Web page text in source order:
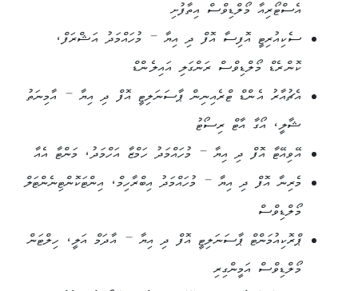
އެސްޓޯރިއާ މޯލްޑިވްސް އިތާފުށި
ސެކިއުރިޓީ އޮފިސާ އޮފް ދި އިޔާ – މުހައްމަދު އަޝްރަފް،
ކޮންރެޑް މޯލްޑިވްސް ރަންގަލި އައިލެންޑް
އެޗުއާރު އެންޑް ޓްރެއިނިން ޕާސަނަލިޓީ އޮފް ދި އިޔާ – އާމިނަތު
ޝާލީ، އޯގާ އާޓް ރިސޯޓު
އޭވިއޭޓާ އޮފް ދި އިޔާ – މުހައްމަދު ހަމްޒާ އަހްމަދު، މަންޓާ އެއާ
މެރިނާ އޮފް ދި އިޔާ – މުހައްމަދު އިބްރާހިމް، އިންޓަކޮންޓިނެންޓަލް
މޯލްޑިވްސް
ޕްރޮކިއުމަންޓް ޕާސަނަލިޓީ އޮފް ދި އިޔާ – އާދަމް އަލީ، ހިލްޓަން
މޯލްޑިވްސް އަމީންގިރި